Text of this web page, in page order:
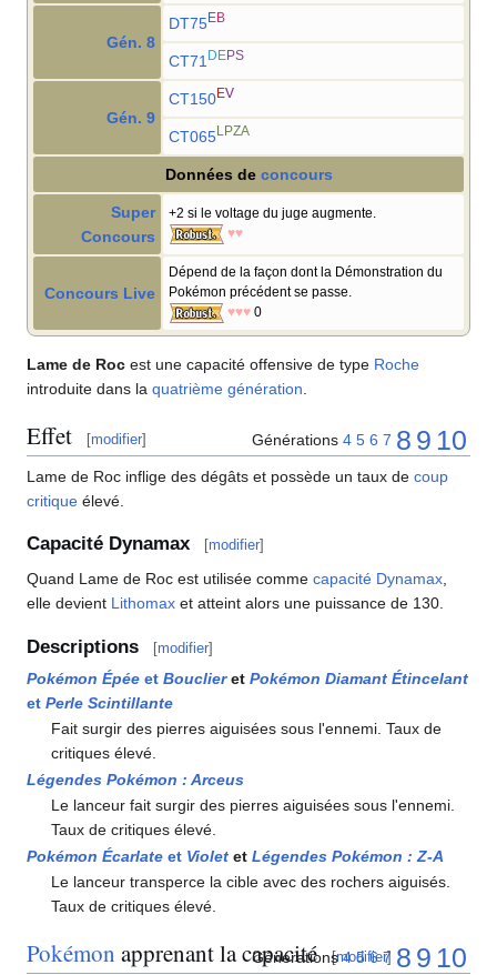
Gén. 8
DT75EB
CT71 DEPS
Gén. 9
CT150EV
CT065 LPZA
Données de concours
Super
Concours
+2 si le voltage du juge augmente.
♥♥
Concours Live
Dépend de la façon dont la Démonstration du
Pokémon précédent se passe.
♥♥♥ 0
Lame de Roc est une capacité offensive de type Roche
introduite dans la quatrième génération
Effet [modifier] Générations 4 5 6 7 8 9 10
Lame de Roc inflige des dégâts et possède un taux de coup
critique élevé.
Capacité Dynamax [modifier]
Quand Lame de Roc est utilisée comme capacité Dynamax,
elle devient Lithomax et atteint alors une puissance de 130.
Descriptions [modifier]
Pokémon Épée et Bouclieret Pokémon Diamant Étincelant
et Perle Scintillante
Fait surgir des pierres aiguisées sous l'ennemi. Taux de
critiques élevé.
Légendes Pokémon : Arceus
Le lanceur fait surgir des pierres aiguisées sous l'ennemi.
Taux de critiques élevé.
Pokémon Écarlate et Violet et Légendes Pokémon : Z-A
Le lanceur transperce la cible avec des rochers aiguisés.
Taux de critiques élevé.
Pokémon apprenant la capacité [modifier]
Générations 4 5 6 7 8 9 10